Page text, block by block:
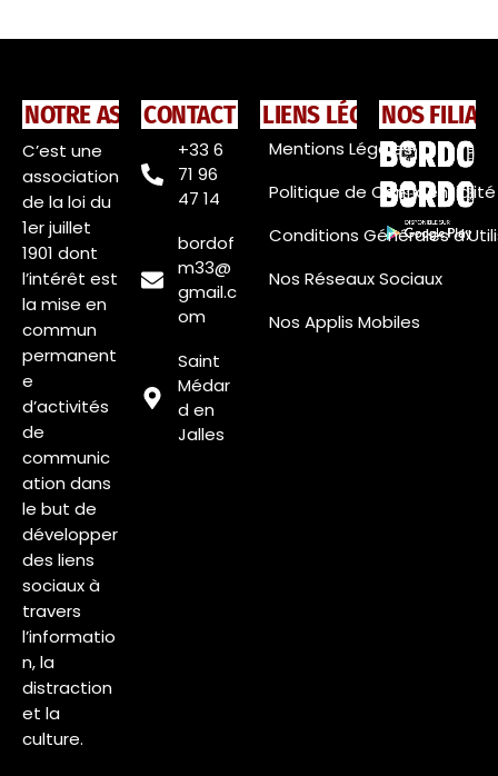
NOTRE ASSOCIATION
C’est une
association
de la loi du
1er juillet
1901 dont
l’intérêt est
la mise en
commun
permanent
e
d’activités
de
communic
ation dans
le but de
développer
des liens
sociaux à
travers
l’informatio
n, la
distraction
et la
culture.
CONTACT
+33 6
71 96
47 14
bordof
m33@
gmail.c
om
Saint
Médar
d en
Jalles
LIENS LÉGAUX
Mentions Légales
Politique de Confidentialité
Conditions Générales
Nos Réseaux Sociaux
Nos Applis Mobiles
NOS